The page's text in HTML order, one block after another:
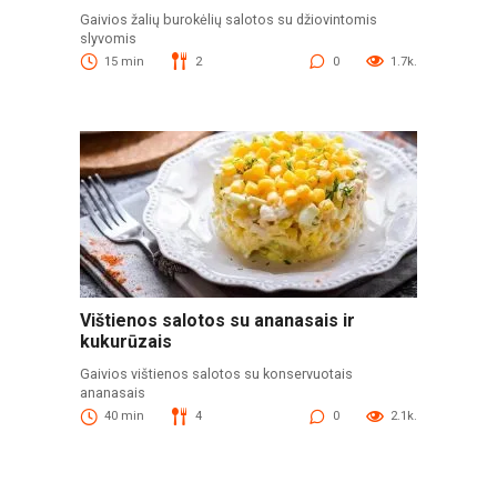
Gaivios žalių burokėlių salotos su džiovintomis
slyvomis
15 min 2 0 1.7k.
Vištienos salotos su ananasais ir
kukurūzais
Gaivios vištienos salotos su konservuotais
ananasais
40 min 4 0 2.1k.